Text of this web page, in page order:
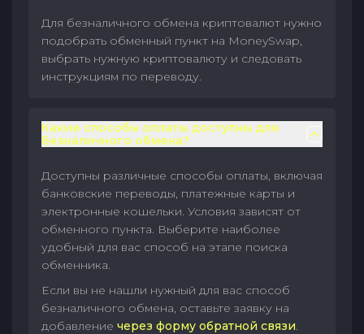
Для безналичного обмена криптовалют нужно
подобрать обменный пункт на MoneySwap,
выбрать нужную криптовалюту и следовать
инструкциям по переводу.
Какие способы оплаты доступны для
безналичного обмена?
Доступны различные способы оплаты, включая
банковские переводы, платежные карты и
электронные кошельки. Условия зависят от
обменного пункта. Выберите наиболее
удобный для вас способ на этапе поиска
обменника.
Если вы не нашли нужный для вас способ
безналичного обмена, оставьте заявку на
добавление через форму обратной связи.